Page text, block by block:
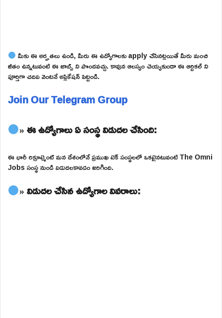
మీకు ఈ అర్హతలు ఉండి, మీరు ఈ ఉద్యోగాలకు apply చేసినట్లయితే మీరు మంచి
జీతం ఉన్నటువంటి ఈ జాబ్స్ ని పొందవచ్చు. కావున ఆలస్యం చెయ్యకుండా ఈ ఆర్టికల్ ని
పూర్తిగా చదివి వెంటనే అప్లికేషన్ పెట్టండి.
Join Our Telegram Group
» ఈ ఉద్యోగాలు ఏ సంస్థ విడుదల చేసింది:
ఈ భారీ రిక్రూట్మెంట్ మన దేశంలోనే ప్రముఖ టెక్ సంస్థలలో ఒకటైనటువంటి The Omni
Jobs సంస్థ నుండి విడుదలకావడం జరిగింది.
» విడుదల చేసిన ఉద్యోగాల వివరాలు: